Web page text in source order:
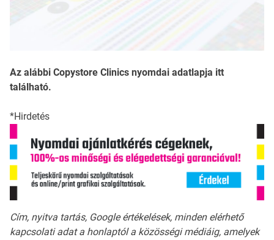
Az alábbi Copystore Clinics nyomdai adatlapja itt
található.
*Hirdetés
Cím, nyitva tartás, Google értékelések, minden elérhető
kapcsolati adat a honlaptól a közösségi médiáig, amelyek